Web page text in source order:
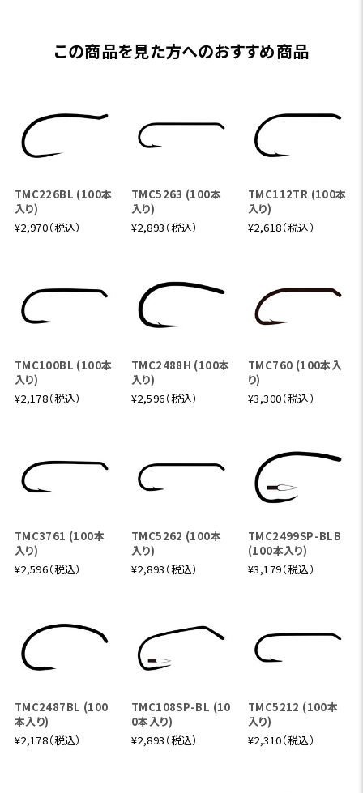
この商品を見た方へのおすすめ商品
TMC226BL (100本
入り)
¥2,970（税込）
TMC5263 (100本
入り)
¥2,893（税込）
TMC112TR (100本
入り)
¥2,618（税込）
TMC100BL (100本
入り)
¥2,178（税込）
TMC2488H (100本
入り)
¥2,596（税込）
TMC760 (100本入
り)
¥3,300（税込）
TMC3761 (100本
入り)
¥2,596（税込）
TMC5262 (100本
入り)
¥2,893（税込）
TMC2499SP-BLB
(100本入り)
¥3,179（税込）
TMC2487BL (100
本入り)
¥2,178（税込）
TMC108SP-BL (10
0本入り)
¥2,893（税込）
TMC5212 (100本
入り)
¥2,310（税込）